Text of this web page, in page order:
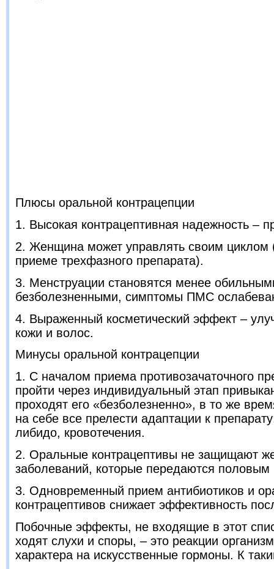
Плюсы оральной контрацепции
1. Высокая контрацептивная надежность –
2. Женщина может управлять своим циклом
приеме трехфазного препарата).
3. Менструации становятся менее
безболезненными, симптомы ПМС
4. Выраженный косметический эффект –
кожи и волос.
Минусы оральной контрацепции
1. С началом приема противозачаточного
пройти через индивидуальный этап
проходят его «безболезненно», в то же
на себе все прелести адаптации к
либидо, кровотечения.
2. Оральные контрацептивы не защищают
заболеваний, которые передаются половым
3. Одновременный прием антибиотиков и
контрацептивов снижает эффективность
Побочные эффекты, не входящие в этот
ходят слухи и споры, – это реакции
характера на искусственные гормоны. К